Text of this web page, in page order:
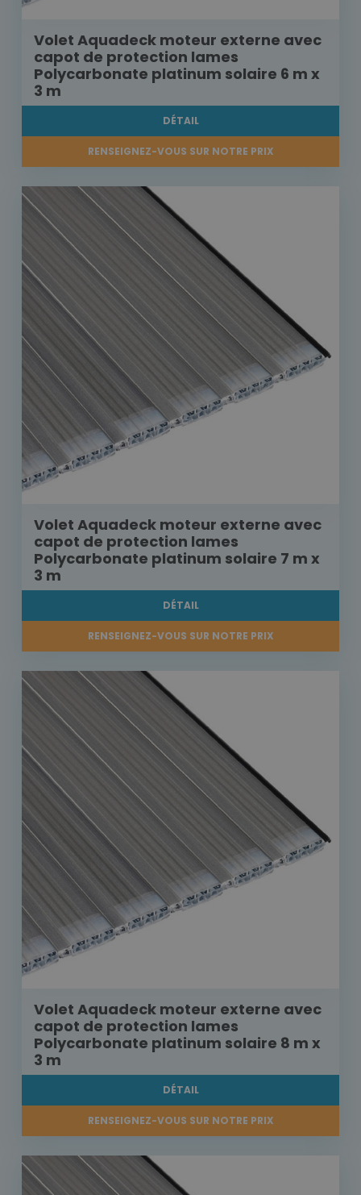
Volet Aquadeck moteur externe avec
capot de protection lames
Polycarbonate platinum solaire 6 m x
3 m
DÉTAIL
RENSEIGNEZ-VOUS SUR NOTRE PRIX
Volet Aquadeck moteur externe avec
capot de protection lames
Polycarbonate platinum solaire 7 m x
3 m
DÉTAIL
RENSEIGNEZ-VOUS SUR NOTRE PRIX
Volet Aquadeck moteur externe avec
capot de protection lames
Polycarbonate platinum solaire 8 m x
3 m
DÉTAIL
RENSEIGNEZ-VOUS SUR NOTRE PRIX